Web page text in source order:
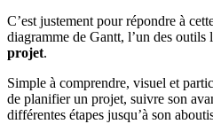
C’est justement pour répondre à
diagramme de Gantt, l’un des outils
projet.
Simple à comprendre, visuel et
de planifier un projet, suivre son
différentes étapes jusqu’à son